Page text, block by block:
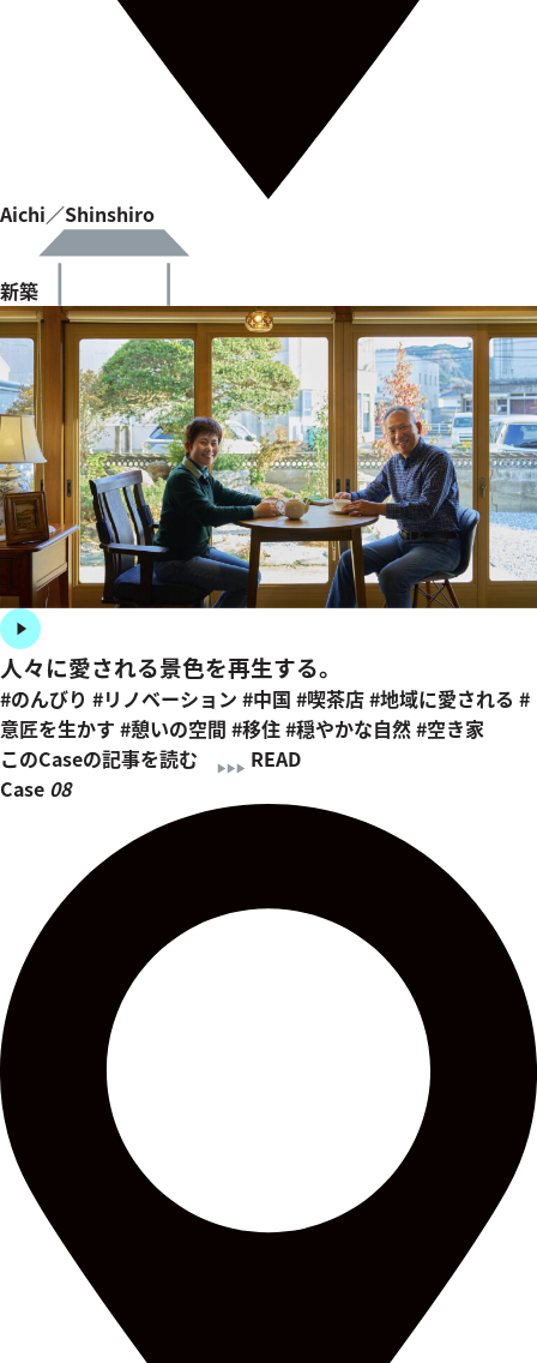
Aichi／Shinshiro
新築
人々に愛される景色を再生する。
#のんびり #リノベーション #中国 #喫茶店#地域に愛される #
意匠を生かす #憩いの空間 #移住#穏やかな自然#空き家
このCaseの記事を読む
READ
Case 08